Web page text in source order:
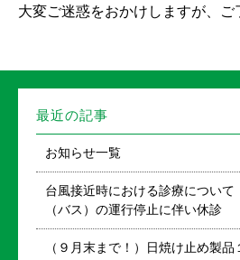
大変ご迷惑をおかけしますが、ご
最近の記事
お知らせ一覧
台風接近時における診療につい
（バス）の運行停止に伴い休診
（９月末まで！）日焼け止め製品